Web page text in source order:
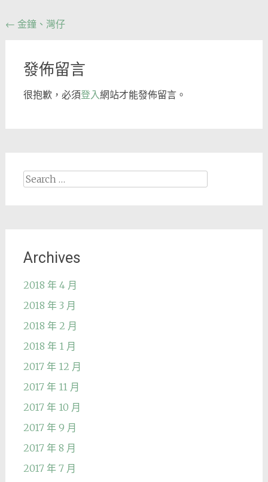
Post
← 金鐘、灣仔
發佈留言
很抱歉，必須登入網站才能發佈留言。
Search
Archives
2018 年 4 月
2018 年 3 月
2018 年 2 月
2018 年 1 月
2017 年 12 月
2017 年 11 月
2017 年 10 月
2017 年 9 月
2017 年 8 月
2017 年 7 月